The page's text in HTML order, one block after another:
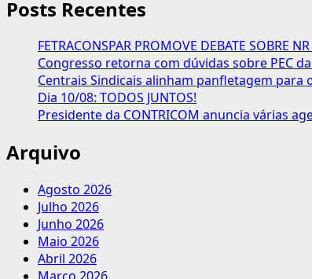
Posts Recentes
FETRACONSPAR PROMOVE DEBATE SOBRE
Congresso retorna com dúvidas sobre PEC
Centrais Sindicais alinham panfletagem para
Dia 10/08: TODOS JUNTOS!
Presidente da CONTRICOM anuncia várias
Arquivo
Agosto 2026
Julho 2026
Junho 2026
Maio 2026
Abril 2026